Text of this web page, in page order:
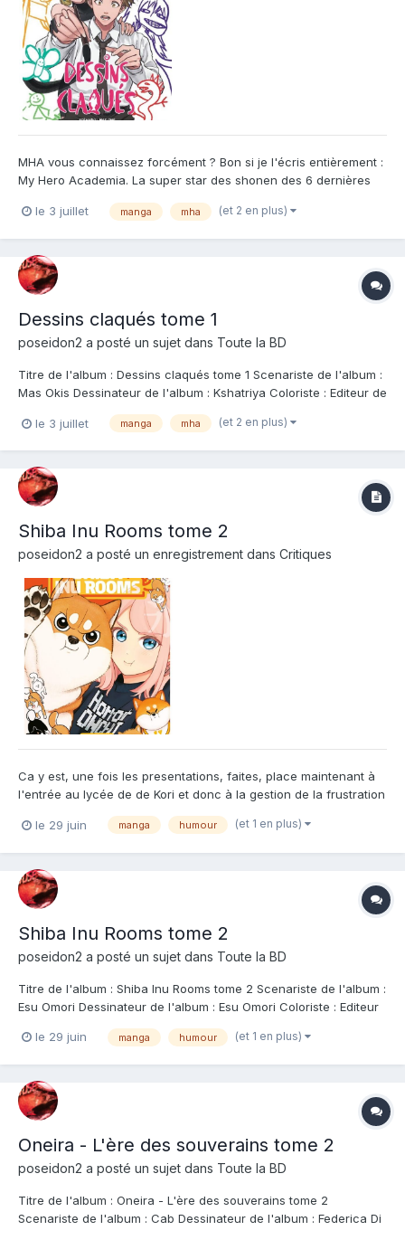
MHA vous connaissez forcément ? Bon si je l'écris entièrement :
My Hero Academia. La super star des shonen des 6 dernières
parodique, semi-hommage à MHA. On se retrouve aussi dans un
le 3 juillet manga mha (et 2 en plus)
Dessins claqués tome 1
poseidon2 a posté un sujet dans Toute la BD
Titre de l'album : Dessins claqués tome 1 Scenariste de l'album :
Mas Okis Dessinateur de l'album : Kshatriya Coloriste : Editeur de
vol, manipulation du feu... tout le monde naît avec un pouvoir qui
le 3 juillet manga mha (et 2 en plus)
Shiba Inu Rooms tome 2
poseidon2 a posté un enregistrement dans Critiques
Ca y est, une fois les presentations, faites, place maintenant à
l'entrée au lycée de de Kori et donc à la gestion de la frustration
toute la journée. Place donc à de nouvelles scènes de la vie de
le 29 juin manga humour (et 1 en plus)
Shiba Inu Rooms tome 2
poseidon2 a posté un sujet dans Toute la BD
Titre de l'album : Shiba Inu Rooms tome 2 Scenariste de l'album :
Esu Omori Dessinateur de l'album : Esu Omori Coloriste : Editeur
d'un fantôme à quatre pattes pour guérir un coeur brisé... Le
le 29 juin manga humour (et 1 en plus)
Oneira - L'ère des souverains tome 2
poseidon2 a posté un sujet dans Toute la BD
Titre de l'album : Oneira - L'ère des souverains tome 2
Scenariste de l'album : Cab Dessinateur de l'album : Federica Di